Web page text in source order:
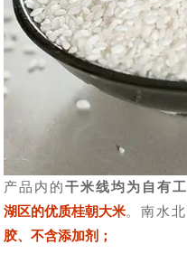
产品内的干米线均为自有
湖区的优质桂朝大米。南水
胶、不含添加剂；